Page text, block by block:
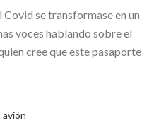
se transformase en un
voces hablando sobre el
cree que este pasaporte